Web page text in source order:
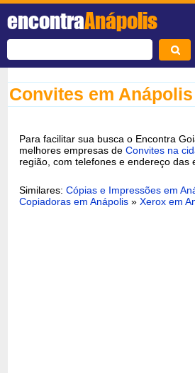
encontraAnápolis
Convites em Anápolis
Para facilitar sua busca o Encontra
melhores empresas deConvites na
região, com telefones e endereço das
Similares:Cópias e Impressões em
Copiadoras em Anápolis »Xerox em